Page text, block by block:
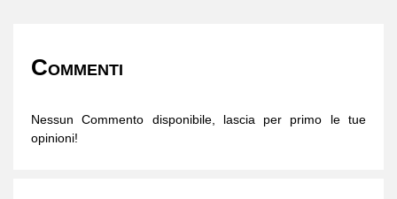
Commenti
Nessun Commento disponibile, lascia per primo le tue
opinioni!